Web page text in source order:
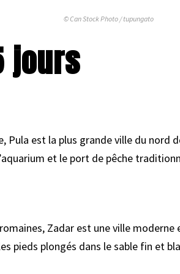
© Can Stock Photo / tupungato
jours
Pula est la plus grande ville du
et le port de pêche
Zadar est une ville
pieds plongés dans le sable fin et